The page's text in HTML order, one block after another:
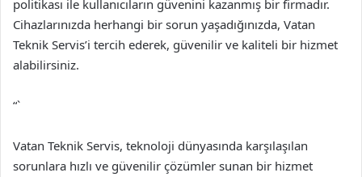
politikası ile kullanıcıların güvenini kazanmış bir firmadır.
Cihazlarınızda herhangi bir sorun yaşadığınızda, Vatan
Teknik Servis’i tercih ederek, güvenilir ve kaliteli bir hizmet
alabilirsiniz.
“`
Vatan Teknik Servis, teknoloji dünyasında karşılaşılan
sorunlara hızlı ve güvenilir çözümler sunan bir hizmet